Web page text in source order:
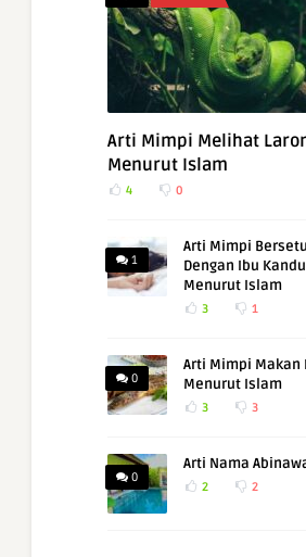
Arti Mimpi Melihat
Menurut Islam
4 0
1
Arti Mimpi
Dengan Ibu
Menurut Islam
3 1
0
Arti Mimpi Makan
Menurut Islam
3 3
0
Arti Nama
2 2